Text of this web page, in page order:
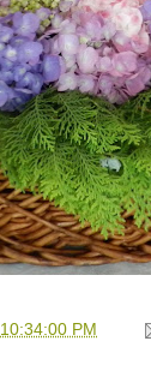
10:34:00 PM